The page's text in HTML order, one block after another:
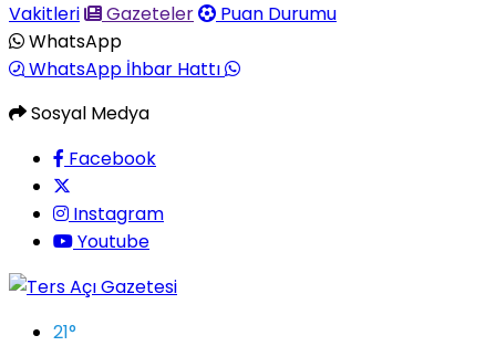
Vakitleri
Gazeteler
Puan Durumu
WhatsApp
WhatsApp İhbar Hattı
Sosyal Medya
Facebook
Instagram
Youtube
21°